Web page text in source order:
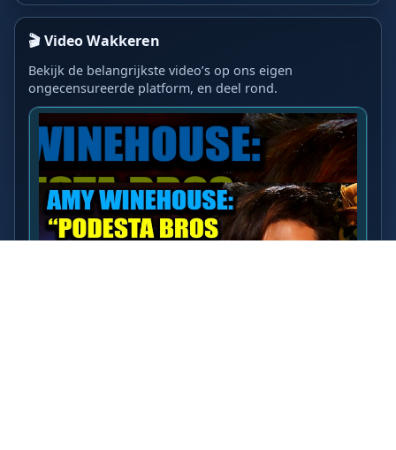
🎬 Video Wakkeren
Bekijk de belangrijkste video’s op ons eigen
ongecensureerde platform, en deel rond.